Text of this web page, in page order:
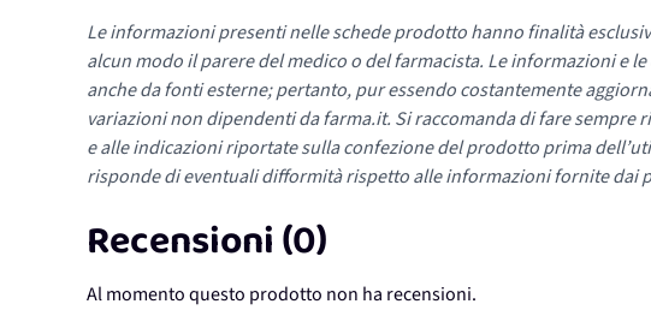
Le informazioni presenti nelle schede prodotto hanno finalità
alcun modo il parere del medico o del farmacista. Le informazioni e
anche da fonti esterne; pertanto, pur essendo costantemente
variazioni non dipendenti da farma.it. Si raccomanda di fare
e alle indicazioni riportate sulla confezione del prodotto prima
risponde di eventuali difformità rispetto alle informazioni fornite dai
Recensioni (0)
Al momento questo prodotto non ha recensioni.